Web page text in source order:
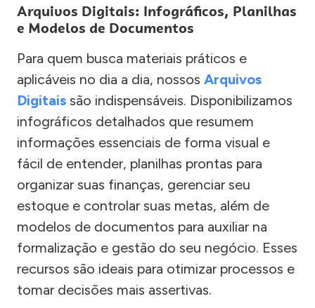
Arquivos Digitais: Infográficos, Planilhas
e Modelos de Documentos
Para quem busca materiais práticos e
aplicáveis no dia a dia, nossos Arquivos
Digitais são indispensáveis. Disponibilizamos
infográficos detalhados que resumem
informações essenciais de forma visual e
fácil de entender, planilhas prontas para
organizar suas finanças, gerenciar seu
estoque e controlar suas metas, além de
modelos de documentos para auxiliar na
formalização e gestão do seu negócio. Esses
recursos são ideais para otimizar processos e
tomar decisões mais assertivas.